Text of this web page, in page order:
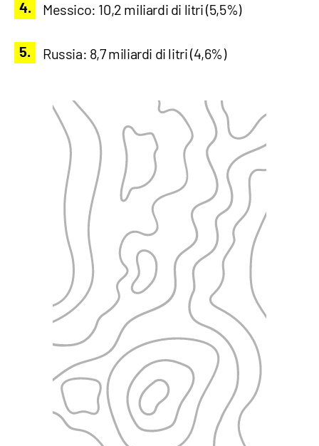
Messico: 10,2 miliardi di litri (5,5%)
Russia: 8,7 miliardi di litri (4,6%)